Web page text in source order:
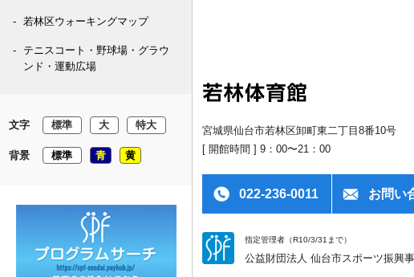
若林区ウォーキングマップ
テニスコート・野球場・グラウ
ンド・運動広場
文字 標準 大 特大
背景 標準 青 黄
宮城県仙台市若林区卸町東二丁目8番10号
[ 開館時間 ] 9：00〜21：00
022-236-0011 お問い
指定管理者（R10/3/31まで）
公益財団法人 仙台市スポーツ振興